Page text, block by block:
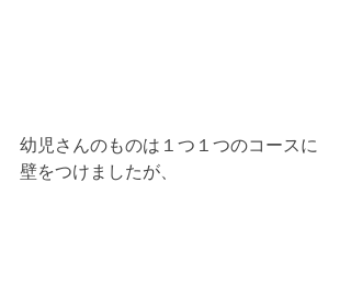
幼児さんのものは１つ１つのコースに
壁をつけましたが、